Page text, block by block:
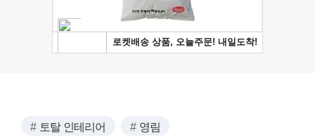
토탈 인테리어 영림